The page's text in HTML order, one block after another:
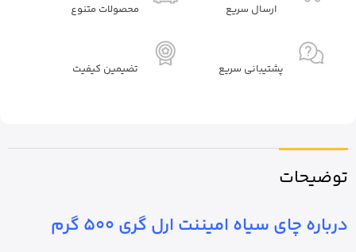
ارسال سریع محصولات متنوع
پشتیبانی سریع تضیمین کیفیت
توضیحات
درباره چای سیاه امیننت ارل گری 500 گرم